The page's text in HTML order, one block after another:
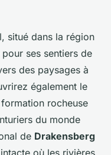
situé dans la région
ses sentiers de
des paysages à
également le
rocheuse
du monde
de Drakensberg